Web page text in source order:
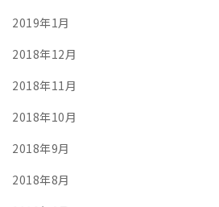
2019年1月
2018年12月
2018年11月
2018年10月
2018年9月
2018年8月